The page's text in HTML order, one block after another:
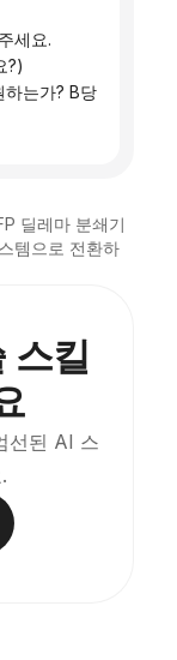
세요.
?)
딜레마 분쇄기
템으로 전환하
스킬
선된 AI 스